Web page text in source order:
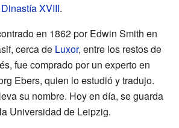
Dinastía XVIII.
en 1862 por Edwin Smith en
cerca de Luxor, entre los restos de
fue comprado por un experto en
Ebers, quien lo estudió y tradujo.
su nombre. Hoy en día, se guarda
Universidad de Leipzig.